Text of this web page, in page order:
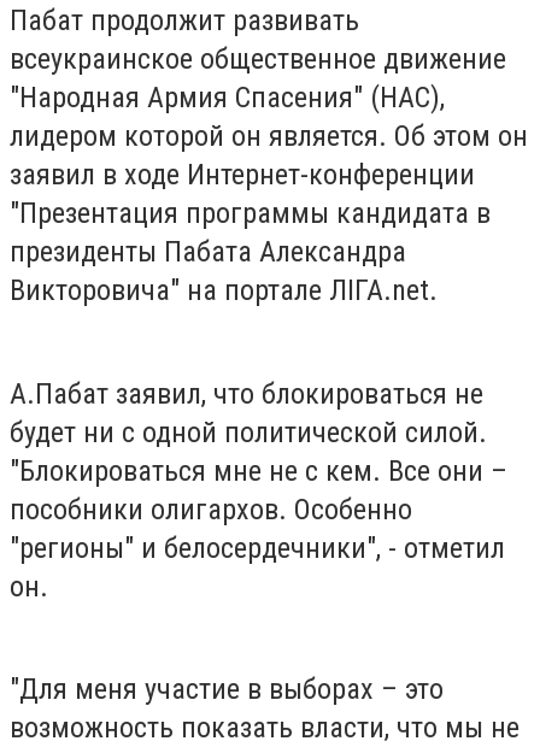
Пабат продолжит развивать
всеукраинское общественное движение
"Народная Армия Спасения" (НАС),
лидером которой он является. Об этом он
заявил в ходе Интернет-конференции
"Презентация программы кандидата в
президенты Пабата Александра
Викторовича" на портале ЛІГА.net.
А.Пабат заявил, что блокироваться не
будет ни с одной политической силой.
"Блокироваться мне не с кем. Все они –
пособники олигархов. Особенно
"регионы" и белосердечники", - отметил
он.
"Для меня участие в выборах – это
возможность показать власти, что мы не